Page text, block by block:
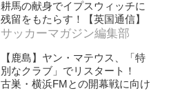
耕馬の献身でイプスウィッチに
残留をもたらす！【英国通信】
サッカーマガジン編集部
【鹿島】ヤン・マテウス、「特
別なクラブ」でリスタート！
古巣・横浜FMとの開幕戦に向け